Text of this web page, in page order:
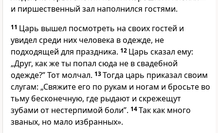
и пиршественный зал наполнился гостями.
11 Царь вышел посмотреть на своих гостей и
увидел среди них человека в одежде, не
подходящей для праздника. 12 Царь сказал ему:
„Друг, как же ты попал сюда не в свадебной
одежде?” Тот молчал. 13Тогда царь приказал своим
слугам: „Свяжите его по рукам и ногам и бросьте во
тьму бесконечную, где рыдают и скрежещут
зубами от нестерпимой боли”. 14Так как много
званых, но мало избранных».